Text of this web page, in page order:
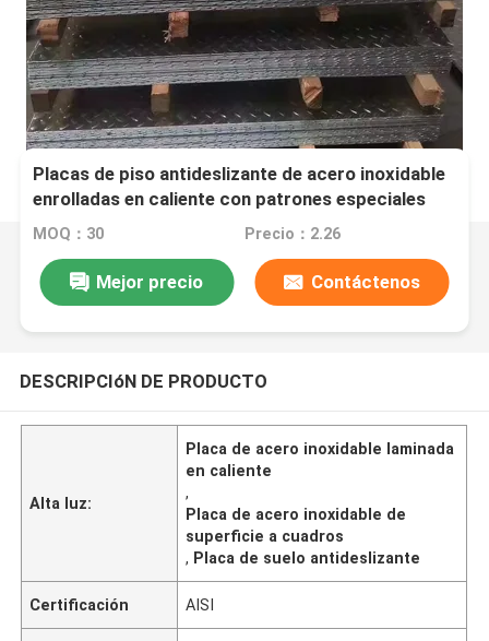
Placas de piso antideslizante de acero inoxidable
enrolladas en caliente con patrones especiales
MOQ：30 Precio：2.26
Mejor precio Contáctenos
DESCRIPCIóN DE PRODUCTO
Alta luz:
Placa de acero inoxidable laminada
en caliente
,
Placa de acero inoxidable de
superficie a cuadros
, Placa de suelo antideslizante
Certificación AISI